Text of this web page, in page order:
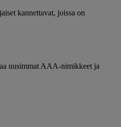
kannettavat, joissa on
uusimmat AAA-nimikkeet ja